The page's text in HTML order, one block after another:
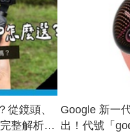
從鏡頭、
整解析，
Google 新一
出！代號「